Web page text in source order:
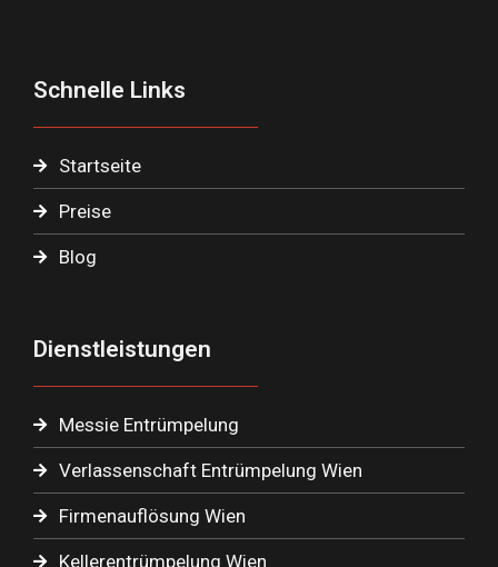
Schnelle Links
Startseite
Preise
Blog
Dienstleistungen
Messie Entrümpelung
Verlassenschaft Entrümpelung Wien
Firmenauflösung Wien
Kellerentrümpelung Wien